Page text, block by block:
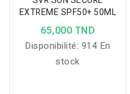
EXTREME SPF50+ 50ML
65,000 TND
Disponibilité: 914 En
stock